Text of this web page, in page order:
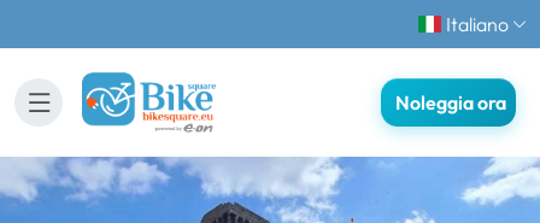
Italiano
Noleggia ora